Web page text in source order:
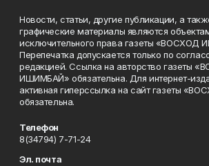
Новости, статьи, другие публикации, а
графические материалы являются
исключительного права газеты «ВОСХОД
Перепечатка допускается только по
редакцией. Ссылка на авторство газеты
ИШИМБАЙ» обязательна. Для интернет-
активная гиперссылка на сайт газеты
обязательна.
Телефон
8(34794) 7-71-24
Эл. почта